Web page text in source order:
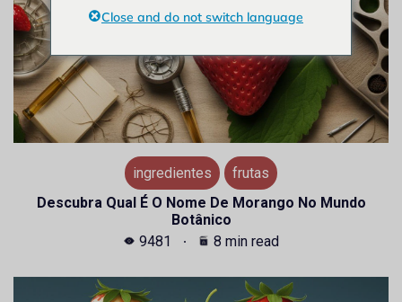
ingredientes
frutas
Descubra Qual É O Nome De Morango No Mundo
Botânico
9481
8 min read
Close and do not switch language